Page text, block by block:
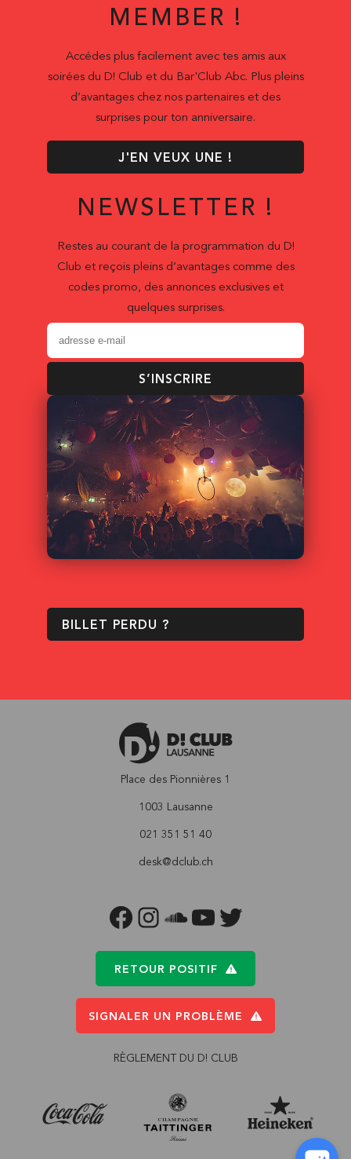
MEMBER !
Accédes plus facilement avec tes amis aux
soirées du D! Club et du Bar'Club Abc. Plus pleins
d’avantages chez nos partenaires et des
surprises pour ton anniversaire.
J'EN VEUX UNE !
NEWSLETTER !
Restes au courant de la programmation du D!
Club et reçois pleins d’avantages comme des
codes promo, des annonces exclusives et
quelques surprises.
S’INSCRIRE
BILLET PERDU ?
Place des Pionnières 1
1003 Lausanne
021 351 51 40
desk@dclub.ch
FACEBOOKINSTAGRAM
SOUNDCLOUD
YOUTUBETWITTER
RETOUR POSITIF
SIGNALER UN PROBLÈME
RÈGLEMENT DU D! CLUB